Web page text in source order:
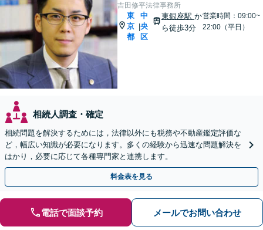
吉田修平法律事務所
東
京
都
|
中
央
区
東銀座駅 か
ら徒歩3分
営業時間：09:00~
22:00（平日）
相続人調査・確定
相続問題を解決するためには，法律以外にも税務や不動産鑑定評価な
ど，幅広い知識が必要になります。多くの経験から迅速な問題解決を
はかり，必要に応じて各種専門家と連携します。
料金表を見る
電話で面談予約 メールでお問い合わせ